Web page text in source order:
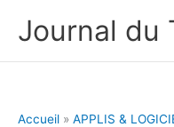
Journal du
Accueil
APPLIS &